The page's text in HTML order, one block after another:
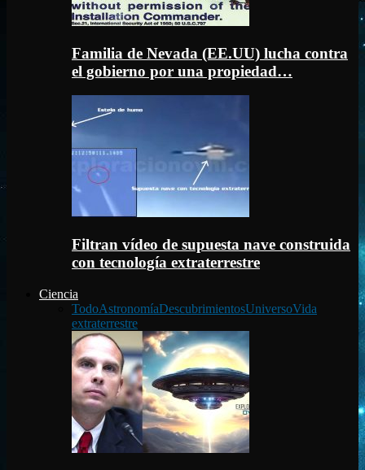
Familia de Nevada (EE.UU) lucha contra
el gobierno por una propiedad…
Filtran vídeo de supuesta nave construida
con tecnología extraterrestre
Ciencia
TodoAstronomíaDescubrimientosUniversoVida
extraterrestre